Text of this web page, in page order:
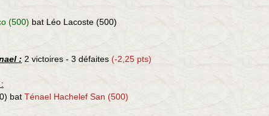
(500) bat Léo Lacoste (500)
: 2 victoires - 3 défaites (-2,25 pts)
bat Ténael Hachelef San (500)